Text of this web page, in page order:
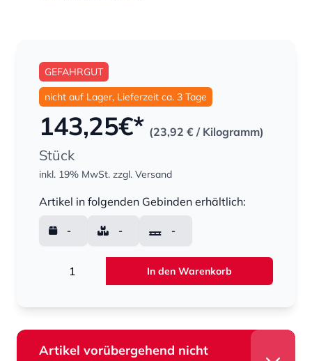
GEFAHRGUT
nicht auf Lager, Lieferzeit ca. 3 Tage
143,25€* (23,92 € / Kilogramm)
Stück
inkl. 19% MwSt. zzgl. Versand
Artikel in folgenden Gebinden erhältlich:
- - -
In den Warenkorb
Artikel vorübergehend nicht